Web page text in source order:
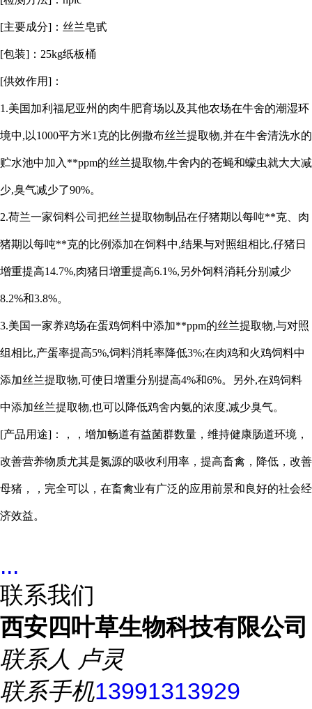
[主要成分]： 丝兰皂甙
[包装]： 25kg纸板桶
[供效作用]：
1.美国加利福尼亚州的肉牛肥育场以及其他农场在牛舍的潮湿环
境中,以1000平方米1克的比例撒布丝兰提取物,并在牛舍清洗水的
贮水池中加入**ppm的丝兰提取物,牛舍内的苍蝇和蠓虫就大大减
少,臭气减少了90%。
2.荷兰一家饲料公司把丝兰提取物制品在仔猪期以每吨**克、肉
猪期以每吨**克的比例添加在饲料中,结果与对照组相比,仔猪日
增重提高14.7%,肉猪日增重提高6.1%,另外饲料消耗分别减少
8.2%和3.8%。
3.美国一家养鸡场在蛋鸡饲料中添加**ppm的丝兰提取物,与对照
组相比,产蛋率提高5%,饲料消耗率降低3%;在肉鸡和火鸡饲料中
添加丝兰提取物,可使日增重分别提高4%和6%。另外,在鸡饲料
中添加丝兰提取物,也可以降低鸡舍内氨的浓度,减少臭气。
[产品用途]：，，增加畅道有益菌群数量，维持健康肠道环境，
改善营养物质尤其是氮源的吸收利用率，提高畜禽，降低，改善
母猪，，完全可以，在畜禽业有广泛的应用前景和良好的社会经
济效益。
...
联系我们
西安四叶草生物科技有限公司
联系人 卢灵
联系手机13991313929